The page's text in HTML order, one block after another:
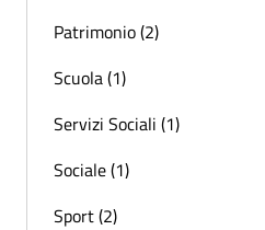
Patrimonio (2)
Scuola (1)
Servizi Sociali (1)
Sociale (1)
Sport (2)